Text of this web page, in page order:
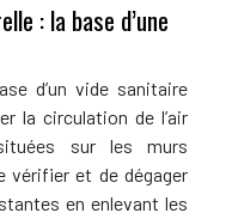
: la base d’une
d’un vide sanitaire
la circulation de l’air
sur les murs
vérifier et de dégager
en enlevant les